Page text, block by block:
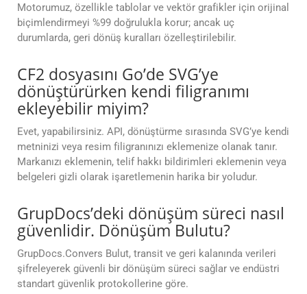
Motorumuz, özellikle tablolar ve vektör grafikler için orijinal
biçimlendirmeyi %99 doğrulukla korur; ancak uç
durumlarda, geri dönüş kuralları özelleştirilebilir.
CF2 dosyasını Go’de SVG’ye
dönüştürürken kendi filigranımı
ekleyebilir miyim?
Evet, yapabilirsiniz. API, dönüştürme sırasında SVG’ye kendi
metninizi veya resim filigranınızı eklemenize olanak tanır.
Markanızı eklemenin, telif hakkı bildirimleri eklemenin veya
belgeleri gizli olarak işaretlemenin harika bir yoludur.
GrupDocs’deki dönüşüm süreci nasıl
güvenlidir. Dönüşüm Bulutu?
GrupDocs.Convers Bulut, transit ve geri kalanında verileri
şifreleyerek güvenli bir dönüşüm süreci sağlar ve endüstri
standart güvenlik protokollerine göre.